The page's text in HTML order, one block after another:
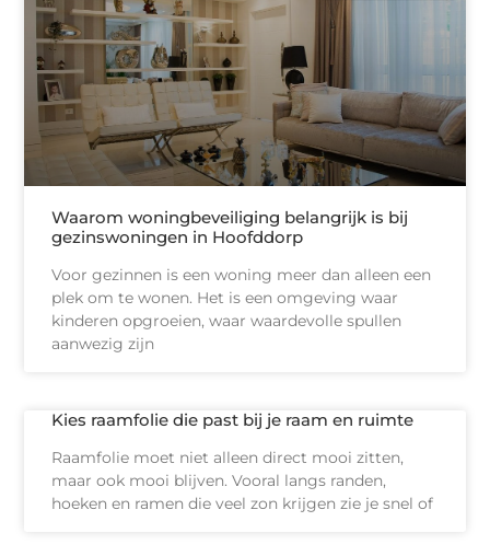
Waarom woningbeveiliging belangrijk is bij
gezinswoningen in Hoofddorp
Voor gezinnen is een woning meer dan alleen een
plek om te wonen. Het is een omgeving waar
kinderen opgroeien, waar waardevolle spullen
aanwezig zijn
Kies raamfolie die past bij je raam en ruimte
Raamfolie moet niet alleen direct mooi zitten,
maar ook mooi blijven. Vooral langs randen,
hoeken en ramen die veel zon krijgen zie je snel of